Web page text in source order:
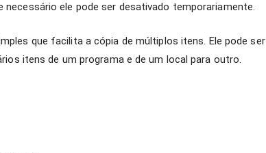
ele pode ser desativado temporariamente.
que facilita a cópia de múltiplos itens. Ele pode ser
itens de um programa e de um local para outro.